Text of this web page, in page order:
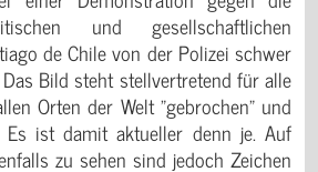
und gesellschaftlichen
de Chile von der Polizei schwer
Bild steht stellvertretend für alle
Orten der Welt "gebrochen" und
Es ist damit aktueller denn je. Auf
zu sehen sind jedoch Zeichen